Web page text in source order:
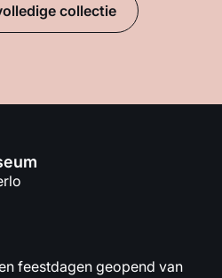
collectie
feestdagen geopend van